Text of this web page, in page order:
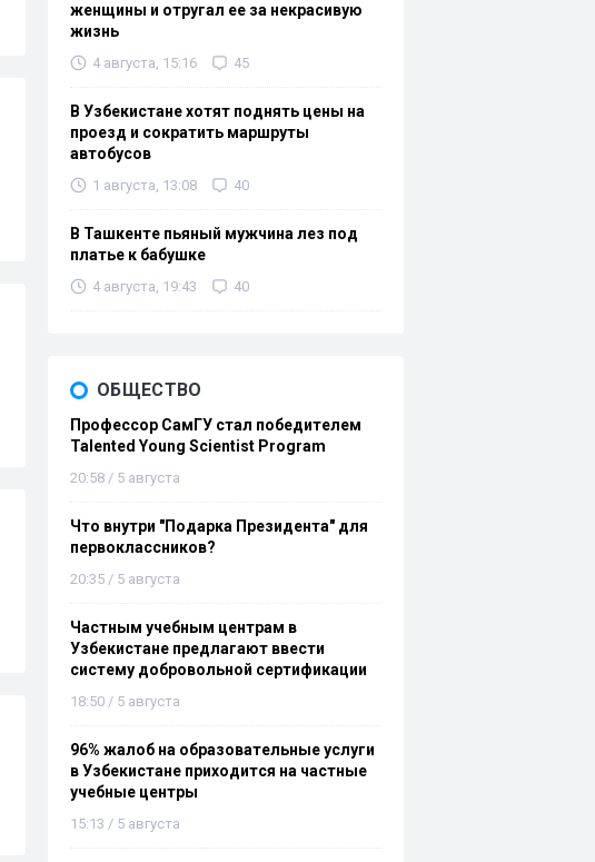
женщины и отругал ее за некрасивую
жизнь
4 августа, 15:16 45
В Узбекистане хотят поднять цены на
проезд и сократить маршруты
автобусов
1 августа, 13:08 40
В Ташкенте пьяный мужчина лез под
платье к бабушке
4 августа, 19:43 40
ОБЩЕСТВО
Профессор СамГУ стал победителем
Talented Young Scientist Program
20:58 / 5 августа
Что внутри "Подарка Президента" для
первоклассников?
20:35 / 5 августа
Частным учебным центрам в
Узбекистане предлагают ввести
систему добровольной сертификации
18:50 / 5 августа
96% жалоб на образовательные услуги
в Узбекистане приходится на частные
учебные центры
15:13 / 5 августа